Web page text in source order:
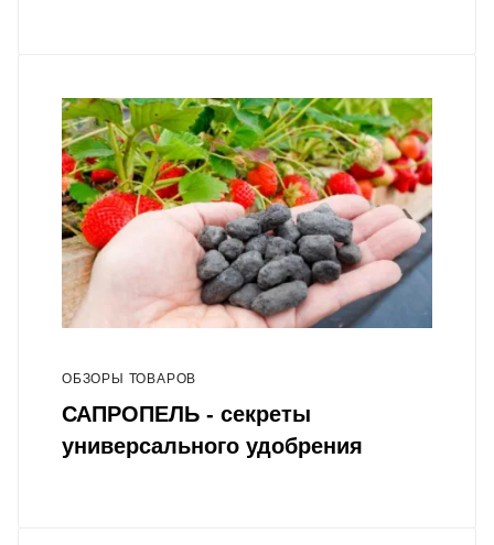
ОБЗОРЫ ТОВАРОВ
САПРОПЕЛЬ - секреты
универсального удобрения